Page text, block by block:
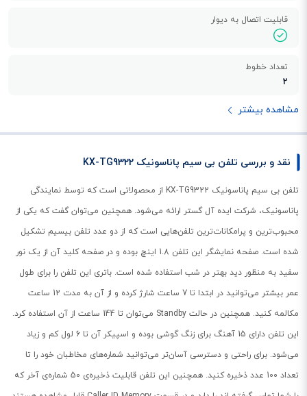
قابلیت اتصال به دیوار
تعداد خطوط
مشاهده بیشتر
نقد و بررسی تلفن بی سیم پاناسونیک KX-TG9322
تلفن بی سیم پاناسونیک KX-TG9322 از محصولاتی است که توسط نمایندگی
پاناسونیک، شرکت ایده آل گستر ارائه می‌شود. همچنین می‌توان گفت که یکی از
محبوب‌ترین و پرامکانات‌ترین تلفن‌هایی است که از دو عدد تلفن بیسیم تشکیل
شده است. صفحه نمایشگر این تلفن 1.8 اینچ بوده و در صفحه کلید آن از یک نور
سفید به منظور دید بهتر در شب استفاده شده است. باتری این تلفن را برای طول
عمر بیشتر می‌توانید در ابتدا تا 7 ساعت شارژ کرده و از آن به مدت 12 ساعت
مکالمه کنید. همچنین در حالت Standby می‌توان تا 144 ساعت از آن استفاده کرد.
این تلفن دارای 15 آهنگ برای زنگ گوشی بوده و اسپیکر آن تا 6 لول کم و زیاد
می‌شود. برای راحتی و دسترسی آسان‌تر می‌توانید شماره‌های مخاطبان‌ خود را تا
تعداد 100 عدد ذخیره کنید. همچنین این تلفن قابلیت ذخیره‌ی 50 شماره‌ی آخر که